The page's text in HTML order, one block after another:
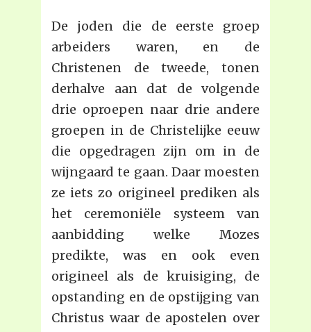
De joden die de eerste groep
arbeiders waren, en de
Christenen de tweede, tonen
derhalve aan dat de volgende
drie oproepen naar drie andere
groepen in de Christelijke eeuw
die opgedragen zijn om in de
wijngaard te gaan. Daar moesten
ze iets zo origineel prediken als
het ceremoniële systeem van
aanbidding welke Mozes
predikte, was en ook even
origineel als de kruisiging, de
opstanding en de opstijging van
Christus waar de apostelen over